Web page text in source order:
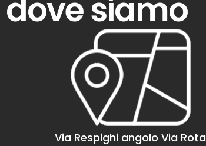
dove siamo
Via Respighi angolo Via Rota